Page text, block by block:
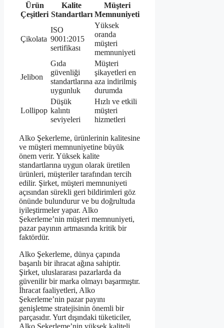
Ürün
Çeşitleri
Kalite
Standartları
Müşteri
Memnuniyeti
Çikolata
ISO
9001:2015
sertifikası
Yüksek
oranda
müşteri
memnuniyeti
Jelibon
Gıda
güvenliği
standartlarına
uygunluk
Müşteri
şikayetleri en
aza indirilmiş
durumda
Lollipop
Düşük
kalıntı
seviyeleri
Hızlı ve etkili
müşteri
hizmetleri
Alko Şekerleme, ürünlerinin kalitesine
ve müşteri memnuniyetine büyük
önem verir. Yüksek kalite
standartlarına uygun olarak üretilen
ürünleri, müşteriler tarafından tercih
edilir. Şirket, müşteri memnuniyeti
açısından sürekli geri bildirimleri göz
önünde bulundurur ve bu doğrultuda
iyileştirmeler yapar. Alko
Şekerleme’nin müşteri memnuniyeti,
pazar payının artmasında kritik bir
faktördür.
Alko Şekerleme, dünya çapında
başarılı bir ihracat ağına sahiptir.
Şirket, uluslararası pazarlarda da
güvenilir bir marka olmayı başarmıştır.
İhracat faaliyetleri, Alko
Şekerleme’nin pazar payını
genişletme stratejisinin önemli bir
parçasıdır. Yurt dışındaki tüketiciler,